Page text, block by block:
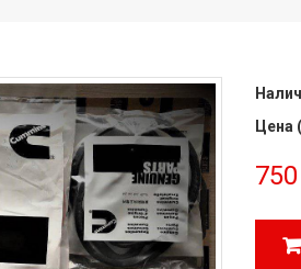
Цена
750